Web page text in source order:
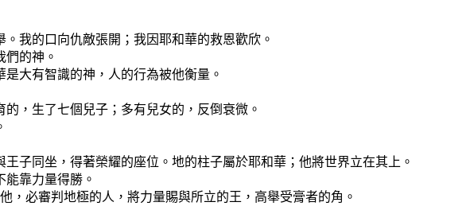
我的口向仇敵張開；我因耶和華的救恩歡欣。
的神。
大有智識的神，人的行為被他衡量。
，生了七個兒子；多有兒女的，反倒衰微。
子同坐，得著榮耀的座位。地的柱子屬於耶和華；他將世界立在其上。
靠力量得勝。
，必審判地極的人，將力量賜與所立的王，高舉受膏者的角。